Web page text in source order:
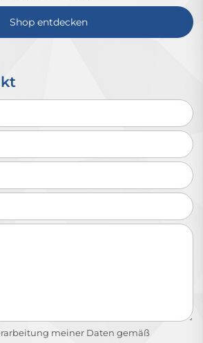
Shop entdecken
meiner Daten gemäß